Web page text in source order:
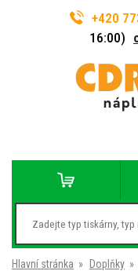
+420
16:00)
Hlavní stránka » Doplňky »